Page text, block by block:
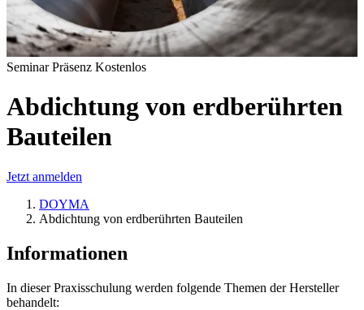
Seminar Präsenz Kostenlos
Abdichtung von erdberührten
Bauteilen
Jetzt anmelden
DOYMA
Abdichtung von erdberührten Bauteilen
Informationen
In dieser Praxisschulung werden folgende Themen der Hersteller
behandelt: